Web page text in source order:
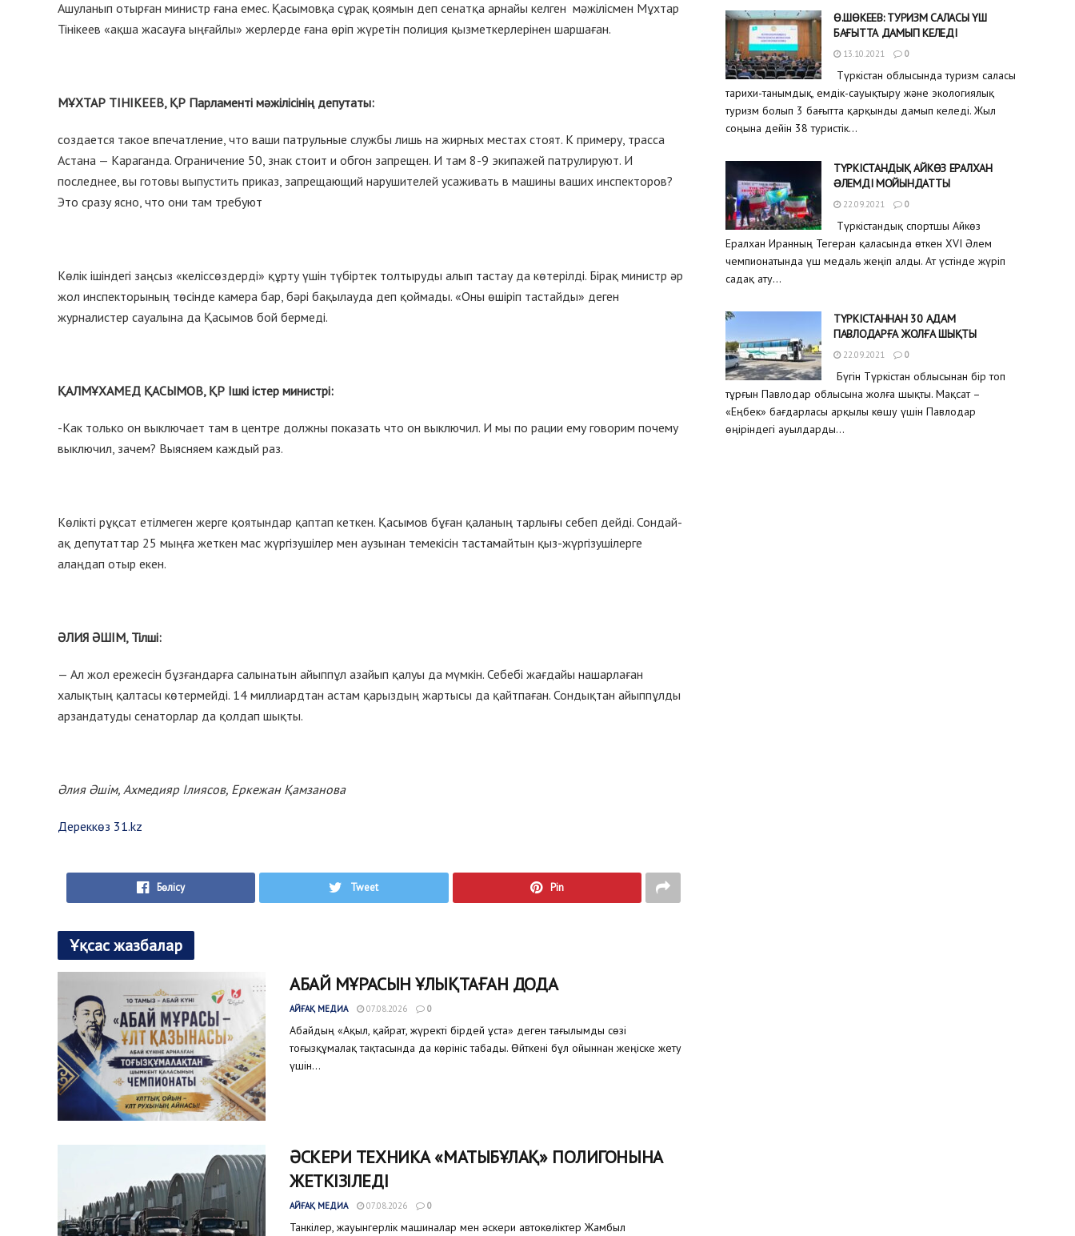
Ашуланып отырған министр ғана емес. Қасымовқа сұрақ қоямын деп сенатқа арнайы келген мәжілісмен Мұхтар
Тінікеев «ақша жасауға ыңғайлы» жерлерде ғана өріп жүретін полиция қызметкерлерінен шаршаған.
МҰХТАР ТІНІКЕЕВ, ҚР Парламенті мәжілісінің депутаты:
создается такое впечатление, что ваши патрульные службы лишь на жирных местах стоят. К примеру, трасса
Астана — Караганда. Ограничение 50, знак стоит и обгон запрещен. И там 8-9 экипажей патрулируют. И
последнее, вы готовы выпустить приказ, запрещающий нарушителей усаживать в машины ваших инспекторов?
Это сразу ясно, что они там требуют
Көлік ішіндегі заңсыз «келіссөздерді» құрту үшін түбіртек толтыруды алып тастау да көтерілді. Бірақ министр әр
жол инспекторының төсінде камера бар, бәрі бақылауда деп қоймады. «Оны өшіріп тастайды» деген
журналистер сауалына да Қасымов бой бермеді.
ҚАЛМҰХАМЕД ҚАСЫМОВ, ҚР Ішкі істер министрі:
-Как только он выключает там в центре должны показать что он выключил. И мы по рации ему говорим почему
выключил, зачем? Выясняем каждый раз.
Көлікті рұқсат етілмеген жерге қоятындар қаптап кеткен. Қасымов бұған қаланың тарлығы себеп дейді. Сондай-
ақ депутаттар 25 мыңға жеткен мас жүргізушілер мен аузынан темекісін тастамайтын қыз-жүргізушілерге
алаңдап отыр екен.
ӘЛИЯ ӘШІМ, Тілші:
— Ал жол ережесін бұзғандарға салынатын айыппұл азайып қалуы да мүмкін. Себебі жағдайы нашарлаған
халықтың қалтасы көтермейді. 14 миллиардтан астам қарыздың жартысы да қайтпаған. Сондықтан айыппұлды
арзандатуды сенаторлар да қолдап шықты.
Әлия Әшім, Ахмедияр Ілиясов, Еркежан Қамзанова
Дереккөз 31.kz
Бөлісу Tweet Pin
Ұқсас жазбалар
АБАЙ МҰРАСЫН ҰЛЫҚТАҒАН ДОДА
АЙҒАҚ МЕДИА 07.08.2026 0
Абайдың «Ақыл, қайрат, жүректі бірдей ұста» деген тағылымды сөзі
тоғызқұмалақ тақтасында да көрініс табады. Өйткені бұл ойыннан жеңіске жету
үшін...
ӘСКЕРИ ТЕХНИКА «МАТЫБҰЛАҚ» ПОЛИГОНЫНА
ЖЕТКІЗІЛЕДІ
АЙҒАҚ МЕДИА 07.08.2026 0
Танкілер, жауынгерлік машиналар мен әскери автокөліктер Жамбыл
Ө.ШӨКЕЕВ: ТУРИЗМ САЛАСЫ ҮШ
БАҒЫТТА ДАМЫП КЕЛЕДІ
13.10.2021 0
Түркістан облысында туризм саласы
тарихи-танымдық, емдік-сауықтыру және экологиялық
туризм болып 3 бағытта қарқынды дамып келеді. Жыл
соңына дейін 38 туристік...
ТҮРКІСТАНДЫҚ АЙКӨЗ ЕРАЛХАН
ƏЛЕМДІ МОЙЫНДАТТЫ
22.09.2021 0
Түркістандық спортшы Айкөз
Ералхан Иранның Тегеран қаласында өткен XVI Әлем
чемпионатында үш медаль жеңіп алды. Ат үстінде жүріп
садақ ату...
ТҮРКІСТАННАН 30 АДАМ
ПАВЛОДАРҒА ЖОЛҒА ШЫҚТЫ
22.09.2021 0
Бүгін Түркістан облысынан бір топ
тұрғын Павлодар облысына жолға шықты. Мақсат –
«Еңбек» бағдарласы арқылы көшу үшін Павлодар
өңіріндегі ауылдарды...